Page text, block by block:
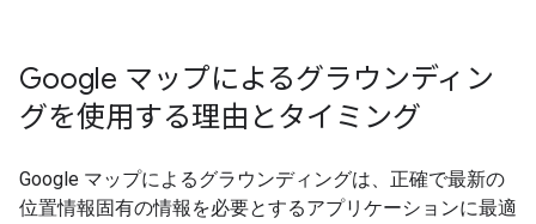
Google マップによるグラウンディン
グを使用する理由とタイミング
Google マップによるグラウンディングは、正確で最新の
位置情報固有の情報を必要とするアプリケーションに最適